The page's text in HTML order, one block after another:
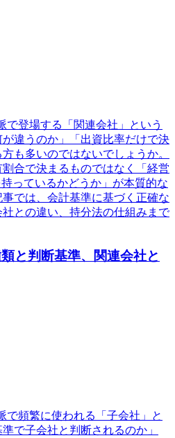
登場する「関連会社」という
違うのか」「出資比率だけで決
も多いのではないでしょうか。
合で決まるものではなく「経営
っているかどうか」が本質的な
では、会計基準に基づく正確な
との違い、持分法の仕組みまで
と判断基準、関連会社と
頻繁に使われる「子会社」と
で子会社と判断されるのか」